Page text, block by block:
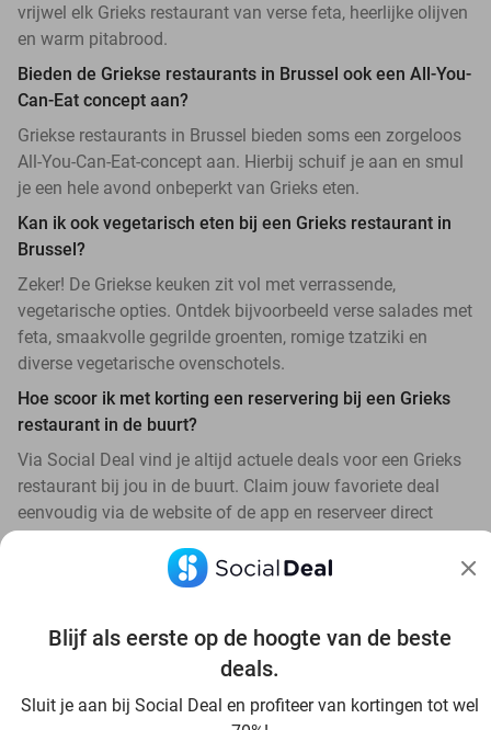
Blijf als eerste op de hoogte van de beste
deals.
Sluit je aan bij Social Deal en profiteer van kortingen tot wel
vrijwel elk Grieks restaurant van verse feta, heerlijke olijven
en warm pitabrood.
Bieden de Griekse restaurants in Brussel ook een All-You-
Can-Eat concept aan?
Griekse restaurants in Brussel bieden soms een zorgeloos
All-You-Can-Eat-concept aan. Hierbij schuif je aan en smul
je een hele avond onbeperkt van Grieks eten.
Kan ik ook vegetarisch eten bij een Grieks restaurant in
Brussel?
Zeker! De Griekse keuken zit vol met verrassende,
vegetarische opties. Ontdek bijvoorbeeld verse salades met
feta, smaakvolle gegrilde groenten, romige tzatziki en
diverse vegetarische ovenschotels.
Hoe scoor ik met korting een reservering bij een Grieks
restaurant in de buurt?
Via Social Deal vind je altijd actuele deals voor een Grieks
restaurant bij jou in de buurt. Claim jouw favoriete deal
eenvoudig via de website of de app en reserveer direct
Ontdek alle topdeals in jouw omgeving